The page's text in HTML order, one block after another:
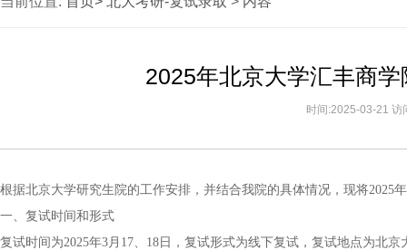
2025年北京大学汇丰商
时间:2025-03-21 访
根据北京大学研究生院的工作安排，并结合我院的具体情况，现将2025
一、复试时间和形式
复试时间为2025年3月17、18日，复试形式为线下复试，复试地点为北